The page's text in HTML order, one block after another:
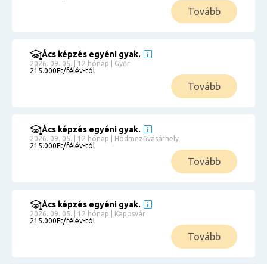
Tovább
Ács képzés egyéni gyak.
2026. 09. 05. | 12 hónap | Győr
215.000Ft/félév-tól
Tovább
Ács képzés egyéni gyak.
2026. 09. 05. | 12 hónap | Hódmezővásárhely
215.000Ft/félév-tól
Tovább
Ács képzés egyéni gyak.
2026. 09. 05. | 12 hónap | Kaposvár
215.000Ft/félév-tól
Tovább